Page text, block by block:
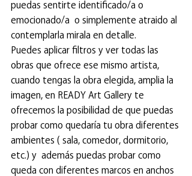
puedas sentirte identificado/a o
emocionado/a  o simplemente atraido al
contemplarla mirala en detalle.
Puedes aplicar filtros y ver todas las
obras que ofrece ese mismo artista,
cuando tengas la obra elegida, amplia la
imagen, en READY Art Gallery te
ofrecemos la posibilidad de que puedas
probar como quedaría tu obra diferentes
ambientes ( sala, comedor, dormitorio,
etc.) y  además puedas probar como
queda con diferentes marcos en anchos